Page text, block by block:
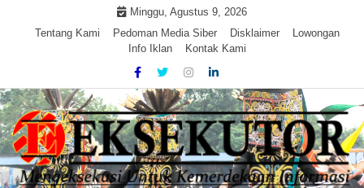
Minggu, Agustus 9, 2026
Tentang Kami
Pedoman Media Siber Disklaimer
Lowongan
Info Iklan
Kontak Kami